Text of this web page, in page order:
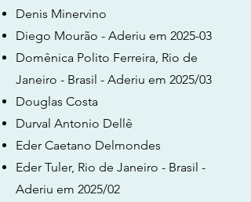
Denis Minervino
Diego Mourão - Aderiu em 2025-03
Domênica Polito Ferreira, Rio de
Janeiro - Brasil - Aderiu em 2025/03
Douglas Costa
Durval Antonio Dellê
Eder Caetano Delmondes
Eder Tuler, Rio de Janeiro - Brasil -
Aderiu em 2025/02